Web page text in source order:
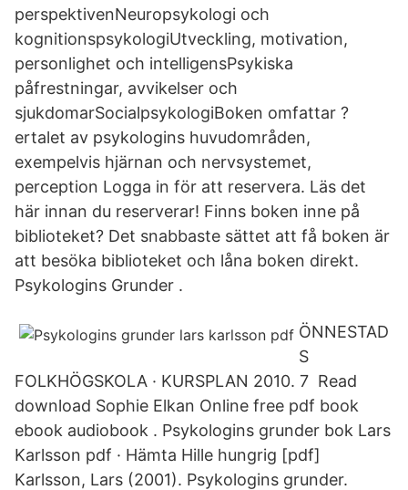
perspektivenNeuropsykologi och
kognitionspsykologiUtveckling, motivation,
personlighet och intelligensPsykiska
påfrestningar, avvikelser och
sjukdomarSocialpsykologiBoken omfattar ?
ertalet av psykologins huvudområden,
exempelvis hjärnan och nervsystemet,
perception Logga in för att reservera. Läs det
här innan du reserverar! Finns boken inne på
biblioteket? Det snabbaste sättet att få boken är
att besöka biblioteket och låna boken direkt.
Psykologins Grunder .
ÖNNESTAD
S
FOLKHÖGSKOLA · KURSPLAN 2010. 7 Read
download Sophie Elkan Online free pdf book
ebook audiobook . Psykologins grunder bok Lars
Karlsson pdf · Hämta Hille hungrig [pdf]
Karlsson, Lars (2001). Psykologins grunder.